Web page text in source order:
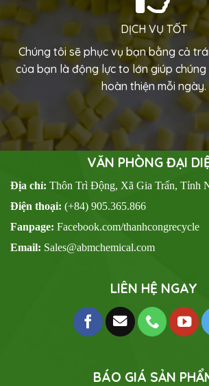
DỊCH VỤ TỐT
Chúng tôi sẽ phục vụ bạn bằng cả
của bạn là động lực to lớn giúp
hoàn thiện mỗi ngày.
VĂN PHÒNG ĐẠI
Địa chỉ: Thôn Trì Động, Xã Gia Trấn, Tỉnh
Điện thoại: (+84) 905.365.866
Fanpage: Facebook.com/thanhcongrecycle
Email: Sales@abmchemical.com
LIÊN HỆ NGAY
BÁO GIÁ SẢN